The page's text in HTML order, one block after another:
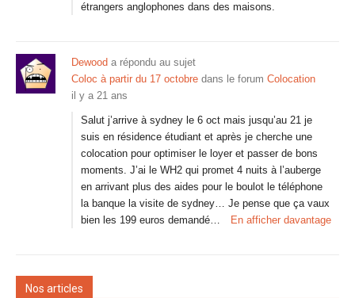
étrangers anglophones dans des maisons.
Dewood a répondu au sujet
Coloc à partir du 17 octobre dans le forum Colocation
il y a 21 ans
Salut j’arrive à sydney le 6 oct mais jusqu’au 21 je
suis en résidence étudiant et après je cherche une
colocation pour optimiser le loyer et passer de bons
moments. J’ai le WH2 qui promet 4 nuits à l’auberge
en arrivant plus des aides pour le boulot le téléphone
la banque la visite de sydney… Je pense que ça vaux
bien les 199 euros demandé…
En afficher davantage
Nos articles